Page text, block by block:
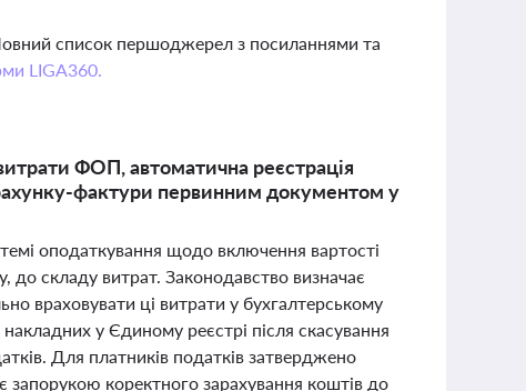
список першоджерел з посиланнями та
LIGA360.
ФОП, автоматична реєстрація
фактури первинним документом у
оподаткування щодо включення вартості
до складу витрат. Законодавство визначає
враховувати ці витрати у бухгалтерському
у Єдиному реєстрі після скасування
Для платників податків затверджено
запорукою коректного зарахування коштів до